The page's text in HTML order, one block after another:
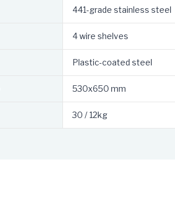
441-grade stainless steel
4 wire shelves
Plastic-coated steel
530x650 mm
30 / 12kg